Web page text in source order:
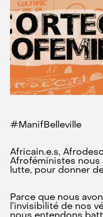
#ManifBelleville
Africain.e.s,
Afroféministes nous
lutte, pour donner
Parce que nous
l’invisibilité de nos